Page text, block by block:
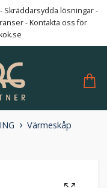
Skräddarsydda lösningar -
- Kontakta oss för
Värmeskåp